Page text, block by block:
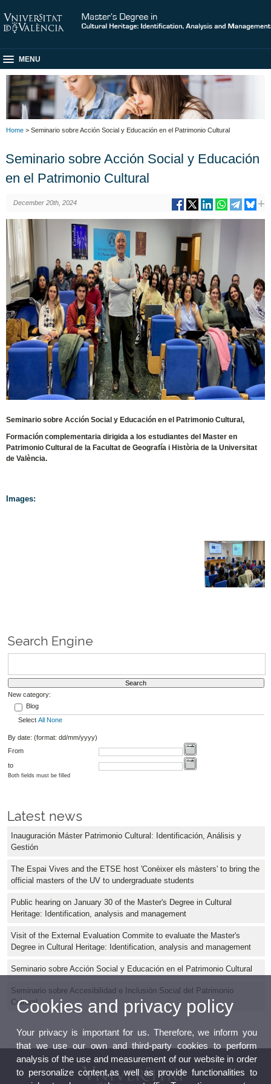
MENU
Home > Seminario sobre Acción Social y Educación en el Patrimonio Cultural
Seminario sobre Acción Social y Educación
en el Patrimonio Cultural
December 20th, 2024
Seminario sobre Acción Social y Educación en el Patrimonio Cultural,
Formación complementaria dirigida a los estudiantes del Master en
Patrimonio Cultural de la Facultat de Geografía i Història de la Universitat
de València.
Images:
Search Engine
New category:
Blog
Select All None
By date: (format: dd/mm/yyyy)
From
to
Both fields must be filled
Latest news
Inauguración Máster Patrimonio Cultural: Identificación, Análisis y
Gestión
The Espai Vives and the ETSE host 'Conèixer els màsters' to bring the
official masters of the UV to undergraduate students
Public hearing on January 30 of the Master's Degree in Cultural
Heritage: Identification, analysis and management
Visit of the External Evaluation Commite to evaluate the Master's
Degree in Cultural Heritage: Identification, analysis and management
Seminario sobre Acción Social y Educación en el Patrimonio Cultural
Seminario sobre Accesibilidad e Inclusión Social del Patrimonio
Cultural
Cookies and privacy policy
Your privacy is important for us. Therefore, we inform you
that we use our own and third-party cookies to perform
analysis of the use and measurement of our website in order
to personalize content,as well as provide functionalities to